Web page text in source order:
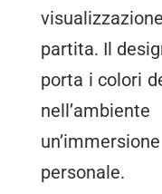
partita. Il
porta i colori
personale.